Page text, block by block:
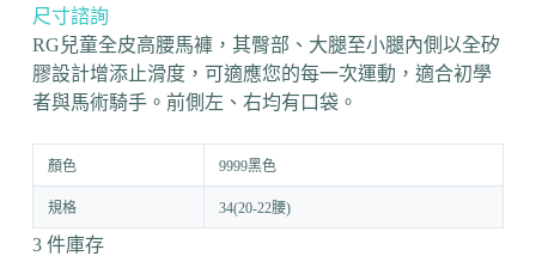
尺寸諮詢
RG兒童全皮高腰馬褲，其臀部、大腿至小腿內側以全矽
膠設計增添止滑度，可適應您的每一次運動，適合初學
者與馬術騎手。前側左、右均有口袋。
顏色 9999黑色
規格 34(20-22腰)
3 件庫存